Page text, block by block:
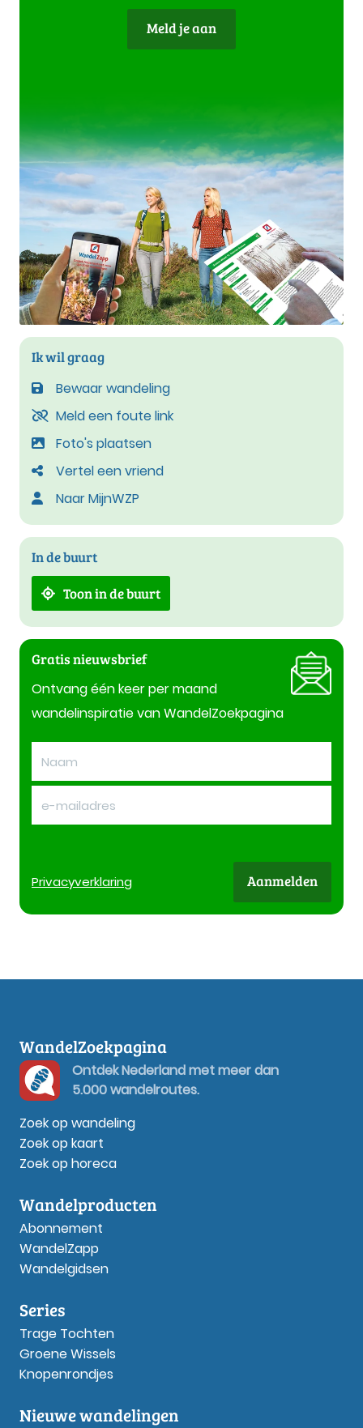
Meld je aan
Ik wil graag
Bewaar wandeling
Meld een foute link
Foto's plaatsen
Vertel een vriend
Naar MijnWZP
In de buurt
Toon in de buurt
Gratis nieuwsbrief
Ontvang één keer per maand
wandelinspiratie van WandelZoekpagina
Privacyverklaring Aanmelden
WandelZoekpagina
Ontdek Nederland met meer dan
5.000 wandelroutes.
Zoek op wandeling
Zoek op kaart
Zoek op horeca
Wandelproducten
Abonnement
WandelZapp
Wandelgidsen
Series
Trage Tochten
Groene Wissels
Knopenrondjes
Nieuwe wandelingen